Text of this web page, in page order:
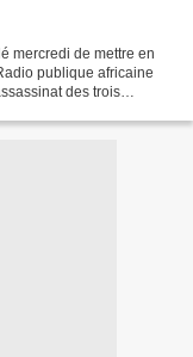
mercredi de mettre en
publique africaine
des trois